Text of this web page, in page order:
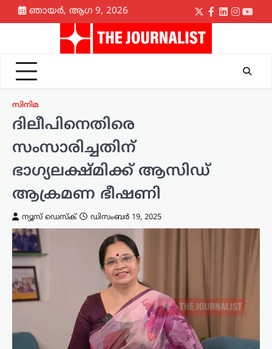
Skip
to
ഞായർ, ആഗ 9, 2026
Twitter
Facebook
LinkedIn
സിനിമ
ദിലീപിനെതിരെ
സംസാരിച്ചതിന്
ഭാഗ്യലക്ഷ്മിക്ക് ആസിഡ്
ആക്രമണ ഭീഷണി
ന്യൂസ് ഡെസ്ക് ഡിസംബർ 19, 2025